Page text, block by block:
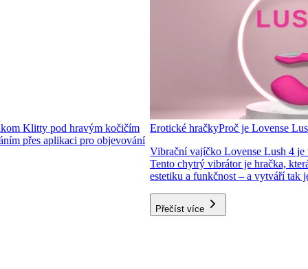
Klitty pod hravým kočičím
přes aplikaci pro objevování
Erotické hračkyProč je Lovense
Vibrační vajíčko Lovense Lush 4 je
Tento chytrý vibrátor je hračka,
estetiku a funkčnost – a vytváří tak
Přečíst více